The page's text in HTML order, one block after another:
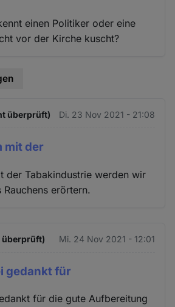
einen Politiker oder eine
vor der Kirche kuscht?
überprüft) Di. 23 Nov 2021 - 21:08
mit der
der Tabakindustrie werden wir
erörtern.
überprüft) Mi. 24 Nov 2021 - 12:01
gedankt für
für die gute Aufbereitung